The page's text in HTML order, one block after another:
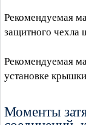
Рекомендуемая
защитного чехла
Рекомендуемая
установке
Моменты